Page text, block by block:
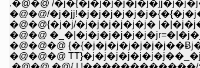
.�@�@ /
�@�@/
�@�@{�j�j/�j�j�j�j�j�j�
�@�@
�@�@�@
�@�@�@